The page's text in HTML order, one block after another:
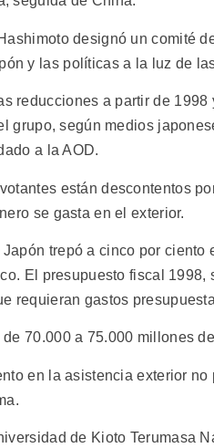
designó un comité
y las políticas a la luz de
reducciones a partir de
grupo, según medios
a la AOD.
están descontentos
se gasta en el exterior.
trepó a cinco por
El presupuesto fiscal
requieran gastos
70.000 a 75.000 millones
en la asistencia exterior
de Kioto Terumasa